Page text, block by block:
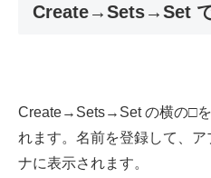
Create→Sets→Set
Create→Sets→Set の横の□を
れます。名前を登録して、
ナに表示されます。